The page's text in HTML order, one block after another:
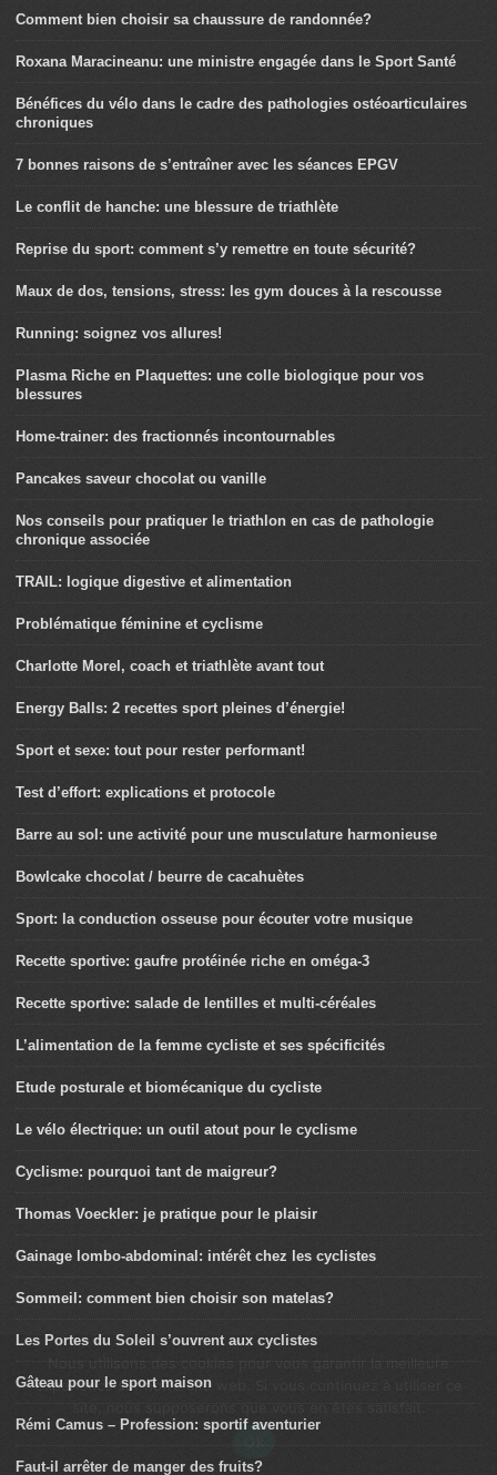
L’entraînement croisé: une clé santé et performance!
Comment bien choisir sa chaussure de randonnée?
Roxana Maracineanu: une ministre engagée dans le Sport Santé
chroniques
7 bonnes raisons de s’entraîner avec les séances EPGV
Le conflit de hanche: une blessure de triathlète
Reprise du sport: comment s’y remettre en toute sécurité?
Maux de dos, tensions, stress: les gym douces à la rescousse
Running: soignez vos allures!
blessures
Home-trainer: des fractionnés incontournables
Pancakes saveur chocolat ou vanille
chronique associée
TRAIL: logique digestive et alimentation
Problématique féminine et cyclisme
Charlotte Morel, coach et triathlète avant tout
Energy Balls: 2 recettes sport pleines d’énergie!
Sport et sexe: tout pour rester performant!
Test d’effort: explications et protocole
Barre au sol: une activité pour une musculature harmonieuse
Bowlcake chocolat / beurre de cacahuètes
Sport: la conduction osseuse pour écouter votre musique
Recette sportive: gaufre protéinée riche en oméga-3
Recette sportive: salade de lentilles et multi-céréales
L’alimentation de la femme cycliste et ses spécificités
Etude posturale et biomécanique du cycliste
Le vélo électrique: un outil atout pour le cyclisme
Cyclisme: pourquoi tant de maigreur?
Thomas Voeckler: je pratique pour le plaisir
Gainage lombo-abdominal: intérêt chez les cyclistes
Sommeil: comment bien choisir son matelas?
Les Portes du Soleil s’ouvrent aux cyclistes
Gâteau pour le sport maison
Rémi Camus – Profession: sportif aventurier
Nous utilisons des cookies pour vous garantir la meilleure
expérience sur notre site web. Si vous continuez à utiliser ce
site, nous supposerons que vous en êtes satisfait.
Ok